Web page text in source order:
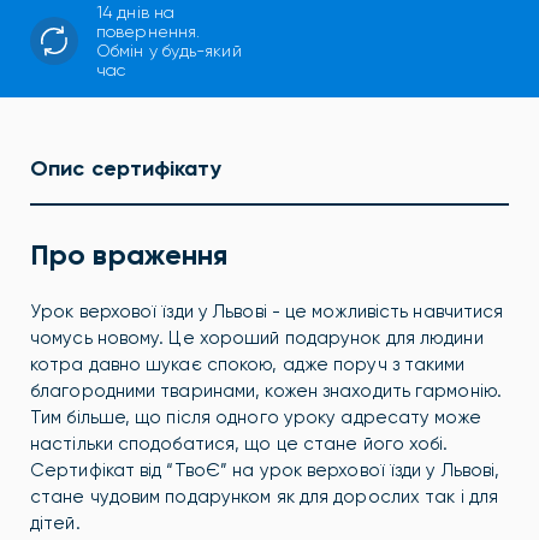
14 днів на
повернення.
Обмін у будь-який
час
Опис сертифікату
Про враження
Урок верхової їзди у Львові - це можливість навчитися
чомусь новому. Це хороший подарунок для людини
котра давно шукає спокою, адже поруч з такими
благородними тваринами, кожен знаходить гармонію.
Тим більше, що після одного уроку адресату може
настільки сподобатися, що це стане його хобі.
Сертифікат від “ТвоЄ” на урок верхової їзди у Львові,
стане чудовим подарунком як для дорослих так і для
дітей.